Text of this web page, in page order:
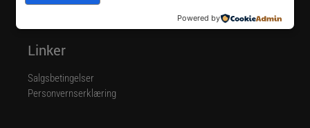
Linker
Salgsbetingelser
Personvernserklæring
LinkedIn
Powered by